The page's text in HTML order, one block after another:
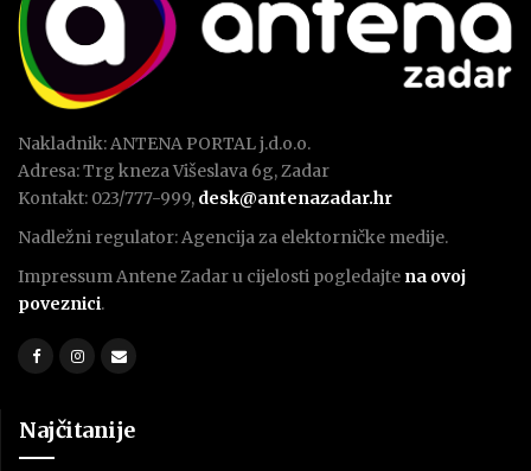
Nakladnik: ANTENA PORTAL j.d.o.o.
Adresa: Trg kneza Višeslava 6g, Zadar
Kontakt: 023/777-999, desk@antenazadar.hr
Nadležni regulator: Agencija za elektorničke medije.
Impressum Antene Zadar u cijelosti pogledajte na ovoj
poveznici.
Najčitanije